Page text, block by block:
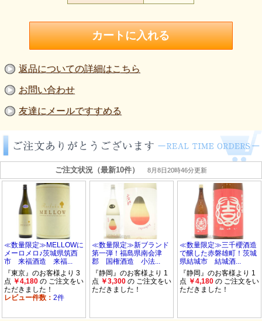
返品についての詳細はこちら
お問い合わせ
友達にメールですすめる